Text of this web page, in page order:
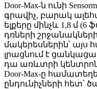
Door-Max-ն ունի
գրավիչ, բարակ
ելքերը մինչև 1,8 մ (6
դռների
մակերեսներին՝
լրացնում է
դա առևտրի
Door-Max-ը
ընդունիչների հետ՝